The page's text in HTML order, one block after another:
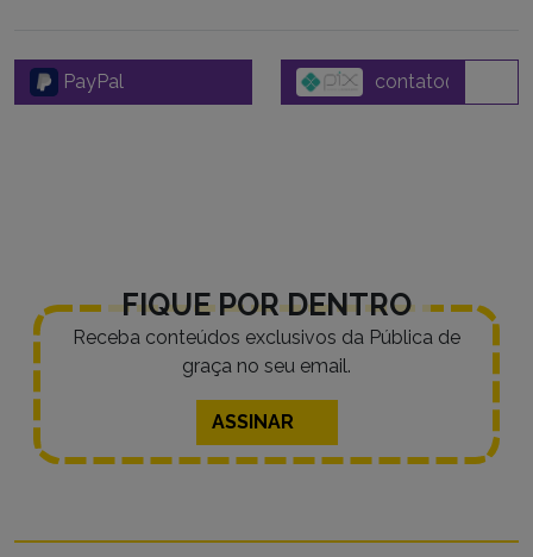
PayPal
FIQUE POR DENTRO
Receba conteúdos exclusivos da Pública de
graça no seu email.
ASSINAR